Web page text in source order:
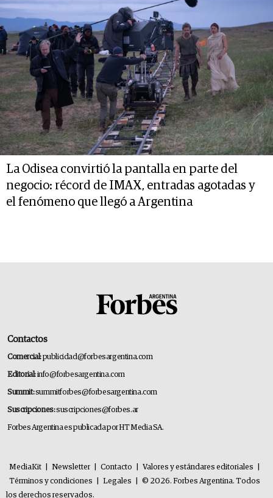
La Odisea convirtió la pantalla en parte del
negocio: récord de IMAX, entradas agotadas y
el fenómeno que llegó a Argentina
Contactos
Comercial:publicidad@forbesargentina.com
Editorial:info@forbesargentina.com
Summit:summitforbes@forbesargentina.com
Suscripciones:suscripciones@forbes.ar
Forbes Argentina es publicada por HT Media SA.
MediaKit Newsletter Contacto Valores y estándares editoriales
Términos y condiciones
Legales
© 2026. Forbes Argentina. Todos
los derechos reservados.